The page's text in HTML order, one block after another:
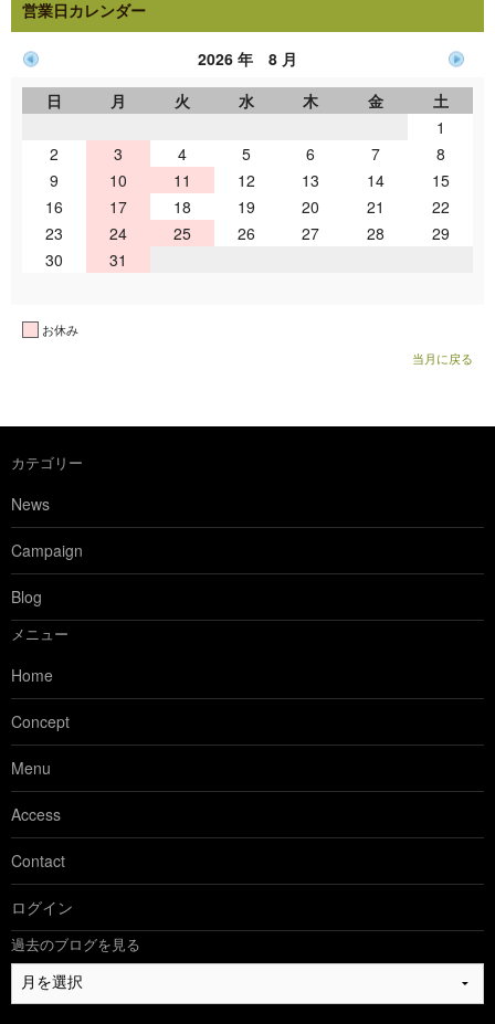
営業日カレンダー
2026 年 8 月
日
月 火 水 木 金
土
1
2
3 4 5 6 7
8
9
10 11 12 13 14
15
16
17 18 19 20 21
22
23
24 25 26 27 28
29
30
31
お休み
当月に戻る
カテゴリー
News
Campaign
Blog
メニュー
Home
Concept
Menu
Access
Contact
ログイン
過去のブログを見る
過
去